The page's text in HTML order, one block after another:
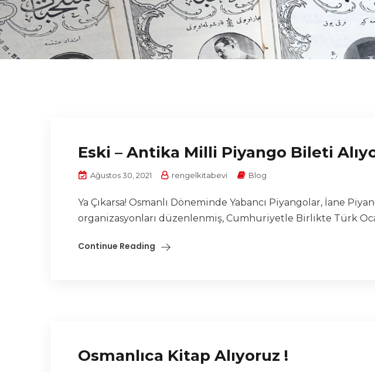
Eski – Antika Milli Piyango Bileti
Ağustos 30, 2021 rengelkitabevi Blog
Ya Çıkarsa! Osmanlı Döneminde Yabancı Piyangolar, İane
organizasyonları düzenlenmiş, Cumhuriyetle Birlikte Türk
Continue Reading
Osmanlıca Kitap Alıyoruz !